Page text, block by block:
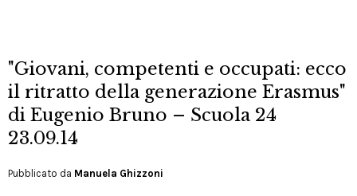
"Giovani, competenti e occupati: ecco
il ritratto della generazione Erasmus"
di Eugenio Bruno – Scuola 24
23.09.14
Pubblicato da Manuela Ghizzoni